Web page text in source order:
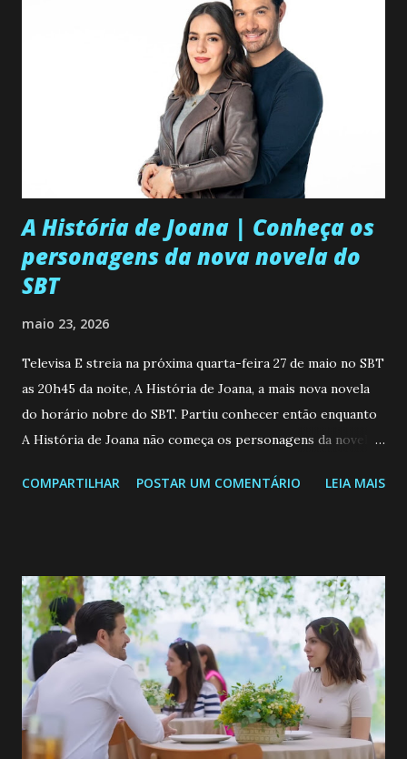
A História de Joana | Conheça os
personagens da nova novela do
SBT
maio 23, 2026
Televisa E streia na próxima quarta-feira 27 de maio no SBT
as 20h45 da noite, A História de Joana, a mais nova novela
do horário nobre do SBT. Partiu conhecer então enquanto
A História de Joana não começa os personagens da novela?
de 25/05/26 a 31/05/26 JOANA GUADALUPE (Camila
permanecer virgem até encontrar o homem que realmente
ama, o que não é fácil, já que dedica todas as suas energias a
se aprimorar, trabalhando, estudando e se orgulhando de
ser a primeira mulher da família a ingressar na
universidade. Ela tem uma personalidade muito alegre, é
muito madura para a idade, determinada, criativa e
empática. Detesta injustiças e é uma ótima amiga. Pode ser
COMPARTILHAR POSTAR UM COMENTÁRIO LEIA MAIS